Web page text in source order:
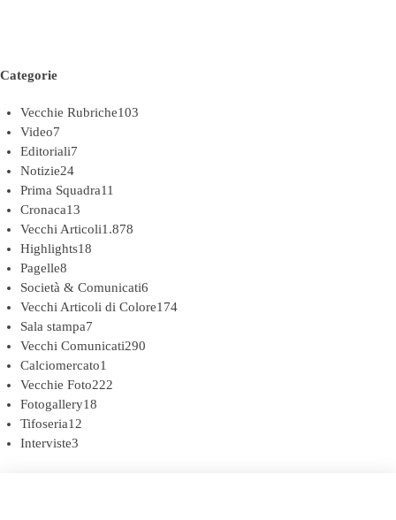
Categorie
Vecchie Rubriche103
Video7
Editoriali7
Notizie24
Prima Squadra11
Cronaca13
Vecchi Articoli1.878
Highlights18
Pagelle8
Società & Comunicati6
Vecchi Articoli di Colore174
Sala stampa7
Vecchi Comunicati290
Calciomercato1
Vecchie Foto222
Fotogallery18
Tifoseria12
Interviste3